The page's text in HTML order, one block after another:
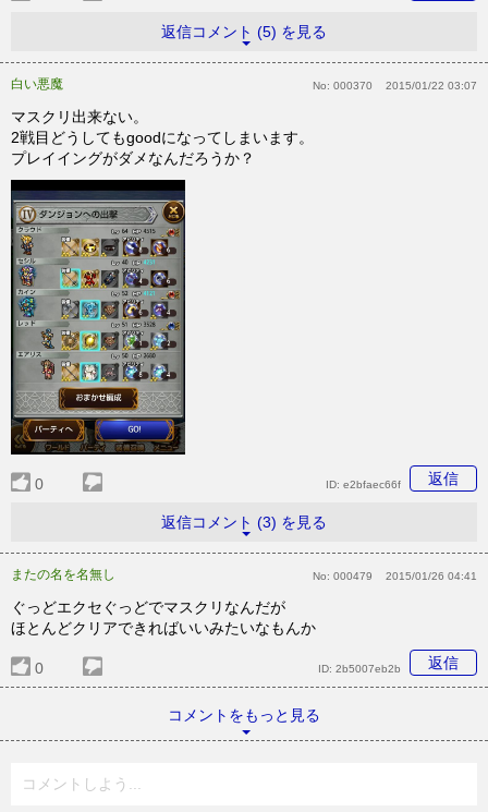
返信コメント (5) を見る
白い悪魔 No: 000370 2015/01/22 03:07
マスクリ出来ない。
2戦目どうしてもgoodになってしまいます。
プレイイングがダメなんだろうか？
0 返信
ID: e2bfaec66f
返信コメント (3) を見る
またの名を名無し No: 000479 2015/01/26 04:41
ぐっどエクセぐっどでマスクリなんだが
ほとんどクリアできればいいみたいなもんか
0 返信
ID: 2b5007eb2b
コメントをもっと見る
コメントしよう...